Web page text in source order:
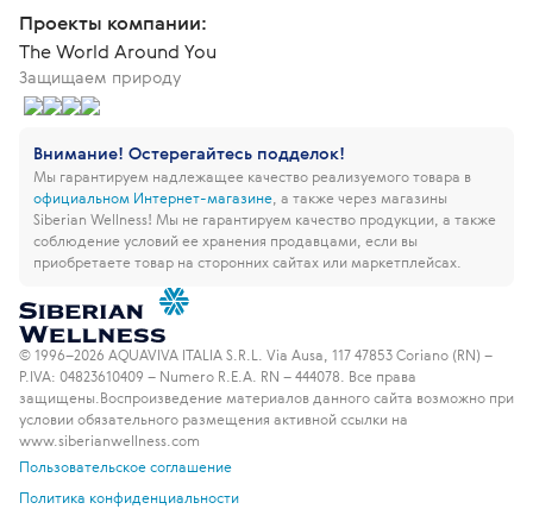
Проекты компании:
The World Around You
Защищаем природу
Внимание! Остерегайтесь подделок!
Мы гарантируем надлежащее качество реализуемого товара в
официальном Интернет-магазине , а также через магазины
Siberian Wellness! Мы не гарантируем качество продукции, а также
соблюдение условий ее хранения продавцами, если вы
приобретаете товар на сторонних сайтах или маркетплейсах.
© 1996–2026 AQUAVIVA ITALIA S.R.L. Via Ausa, 117 47853 Coriano (RN) –
P.IVA: 04823610409 – Numero R.E.A. RN – 444078. Все права
защищены. Воспроизведение материалов данного сайта возможно при
условии обязательного размещения активной ссылки на
www.siberianwellness.com
Пользовательское соглашение
Политика конфиденциальности